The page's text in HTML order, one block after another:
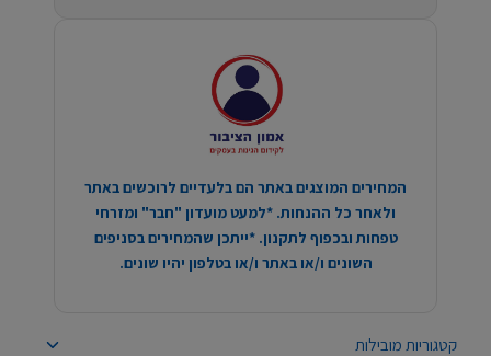
קטגוריות מובילות
המחירים המוצגים באתר הם בלעדיים לרוכשים באתר
ולאחר כל ההנחות. *למעט מועדון "חבר" ומזרחי
טפחות ובכפוף לתקנון. *ייתכן שהמחירים בסניפים
השונים ו/או באתר ו/או בטלפון יהיו שונים.